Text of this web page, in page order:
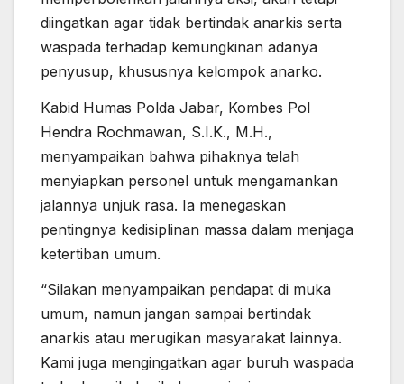
diingatkan agar tidak bertindak anarkis serta
waspada terhadap kemungkinan adanya
penyusup, khususnya kelompok anarko.
Kabid Humas Polda Jabar, Kombes Pol
Hendra Rochmawan, S.I.K., M.H.,
menyampaikan bahwa pihaknya telah
menyiapkan personel untuk mengamankan
jalannya unjuk rasa. Ia menegaskan
pentingnya kedisiplinan massa dalam menjaga
ketertiban umum.
“Silakan menyampaikan pendapat di muka
umum, namun jangan sampai bertindak
anarkis atau merugikan masyarakat lainnya.
Kami juga mengingatkan agar buruh waspada